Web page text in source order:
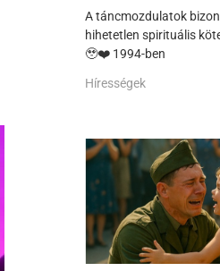
A táncmozdulatok
hihetetlen spirituális
🥹❤️ 1994-ben
Hírességek